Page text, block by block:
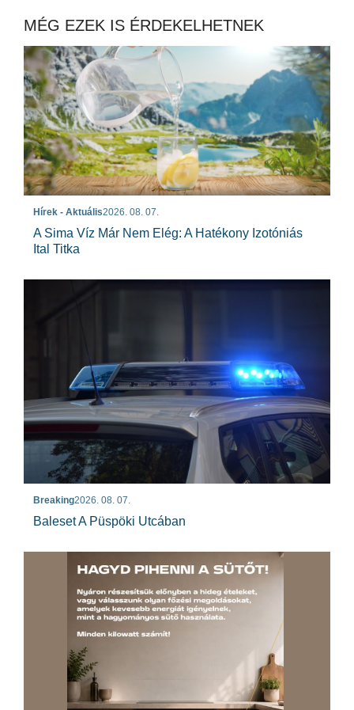
MÉG EZEK IS ÉRDEKELHETNEK
Hírek - Aktuális2026. 08. 07.
A Sima Víz Már Nem Elég: A Hatékony Izotóniás
Ital Titka
Breaking2026. 08. 07.
Baleset A Püspöki Utcában